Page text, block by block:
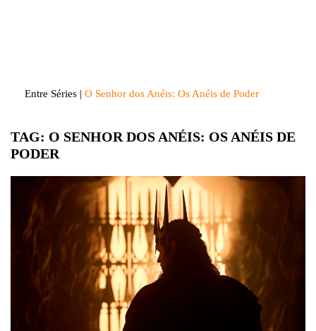
Entre Séries | O Senhor dos Anéis: Os Anéis de Poder
TAG: O SENHOR DOS ANÉIS: OS ANÉIS DE
PODER